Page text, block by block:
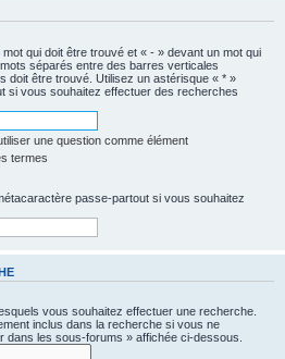
qui doit être trouvé et « - » devant un mot qui
séparés entre des barres verticales
doit être trouvé. Utilisez un astérisque « * »
si vous souhaitez effectuer des recherches
une question comme élément
termes
passe-partout si vous souhaitez
vous souhaitez effectuer une recherche.
inclus dans la recherche si vous ne
dans les sous-forums » affichée ci-dessous.